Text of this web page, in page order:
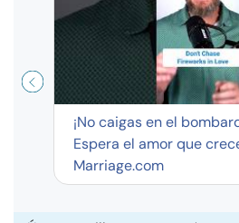
¡No caigas en el
Espera el amor que
Marriage.com